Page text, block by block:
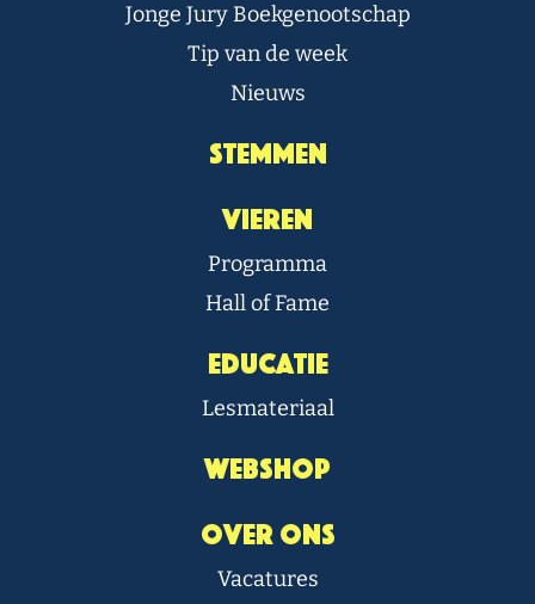
Jonge Jury Boekgenootschap
Tip van de week
Nieuws
Stemmen
Vieren
Programma
Hall of Fame
Educatie
Lesmateriaal
Webshop
Over Ons
Vacatures